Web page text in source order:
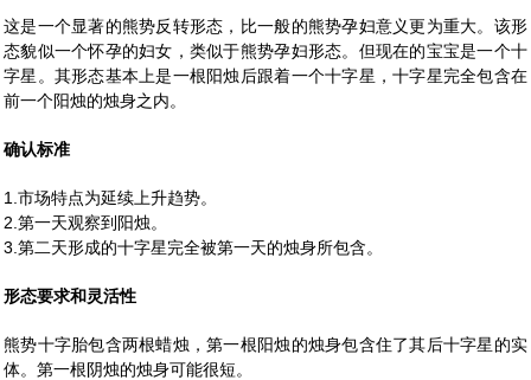
这是一个显著的熊势反转形态，比一般的熊势孕妇意义更为重大。该形
态貌似一个怀孕的妇女，类似于熊势孕妇形态。但现在的宝宝是一个十
字星。其形态基本上是一根阳烛后跟着一个十字星，十字星完全包含在
前一个阳烛的烛身之内。
确认标准
1.市场特点为延续上升趋势。
2.第一天观察到阳烛。
3.第二天形成的十字星完全被第一天的烛身所包含。
形态要求和灵活性
熊势十字胎包含两根蜡烛，第一根阳烛的烛身包含住了其后十字星的实
体。第一根阴烛的烛身可能很短。